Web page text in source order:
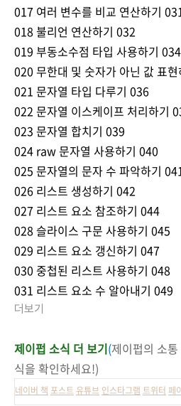
017 여러 변수를 비교 연산하기 031
018 불리언 연산하기 032
019 부동소수점 타입 사용하기 034
020 무한대 및 숫자가 아닌 값 표
021 문자열 타입 다루기 036
022 문자열 이스케이프 처리하기
023 문자열 합치기 039
024 raw 문자열 사용하기 040
025 문자열의 문자 수 파악하기 041
026 리스트 생성하기 042
027 리스트 요소 참조하기 044
028 슬라이스 구문 사용하기 045
029 리스트 요소 갱신하기 047
030 중첩된 리스트 사용하기 048
031 리스트 요소 수 알아내기 049
더보기
제이펍 소식 더 보기(제이펍의 소
식을 확인하세요!)
네이버 책 포스트 유튜브 인스타그램 트위터 페